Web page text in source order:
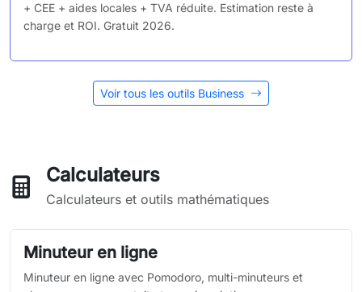
+ CEE + aides locales + TVA réduite. Estimation reste à
charge et ROI. Gratuit 2026.
Voir tous les outils Business
Calculateurs
Calculateurs et outils mathématiques
Minuteur en ligne
Minuteur en ligne avec Pomodoro, multi-minuteurs et